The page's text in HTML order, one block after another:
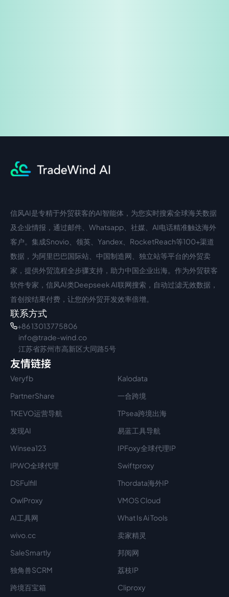
中文入口
信风AI是专精于外贸获客的AI智能体，为您实时搜索全球海关数据
及企业情报，通过邮件、Whatsapp、社媒、AI电话精准触达海外
客户。集成Snovio、领英、Yandex、RocketReach等100+渠道
数据，为阿里巴巴国际站、中国制造网、独立站等平台的外贸卖
家，提供外贸流程全步骤支持，助力中国企业出海。作为外贸获客
软件专家，信风AI类Deepseek AI联网搜索，自动过滤无效数据，
首创按结果付费，让您的外贸开发效率倍增。
联系方式
+86 13013775806
info@trade-wind.co
江苏省苏州市高新区大同路5号
友情链接
Veryfb
Kalodata
PartnerShare
一合跨境
TKEVO运营导航
TPsea跨境出海
发现AI
易蓝工具导航
Winsea123
IPFoxy全球代理IP
IPWO全球代理
Swiftproxy
DSFulfill
Thordata海外IP
OwlProxy
VMOS Cloud
AI工具网
What Is Ai Tools
wivo.cc
卖家精灵
SaleSmartly
邦阅网
独角兽SCRM
荔枝IP
跨境百宝箱
Cliproxy